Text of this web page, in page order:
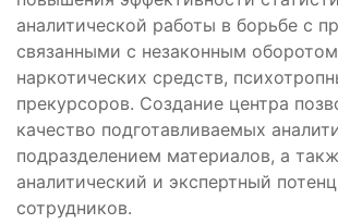
аналитической работы в борьбе с
связанными с незаконным оборотом
наркотических средств,
прекурсоров. Создание центра
качество подготавливаемых
подразделением материалов, а
аналитический и экспертный
сотрудников.